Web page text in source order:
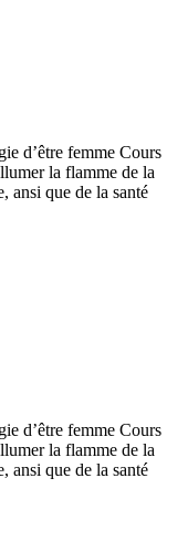
d’être femme Cours
la flamme de la
ansi que de la santé
d’être femme Cours
la flamme de la
ansi que de la santé